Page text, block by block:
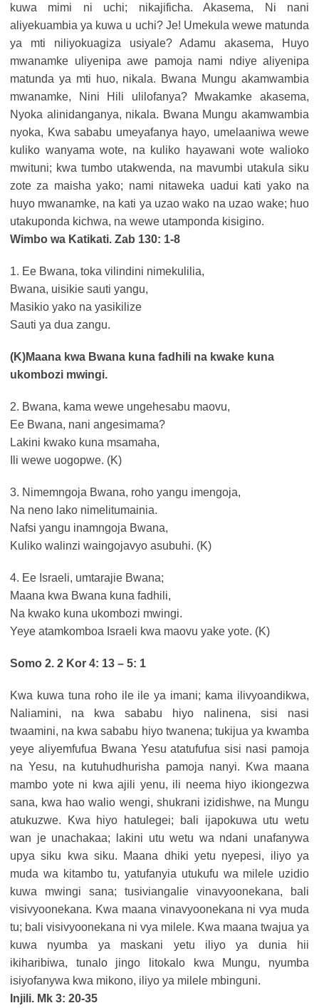
kuwa mimi ni uchi; nikajificha. Akasema, Ni nani
aliyekuambia ya kuwa u uchi? Je! Umekula wewe matunda
ya mti niliyokuagiza usiyale? Adamu akasema, Huyo
mwanamke uliyenipa awe pamoja nami ndiye aliyenipa
matunda ya mti huo, nikala. Bwana Mungu akamwambia
mwanamke, Nini Hili ulilofanya? Mwakamke akasema,
Nyoka alinidanganya, nikala. Bwana Mungu akamwambia
nyoka, Kwa sababu umeyafanya hayo, umelaaniwa wewe
kuliko wanyama wote, na kuliko hayawani wote walioko
mwituni; kwa tumbo utakwenda, na mavumbi utakula siku
zote za maisha yako; nami nitaweka uadui kati yako na
huyo mwanamke, na kati ya uzao wako na uzao wake; huo
utakuponda kichwa, na wewe utamponda kisigino.
Wimbo wa Katikati. Zab 130: 1-8
1. Ee Bwana, toka vilindini nimekulilia,
Bwana, uisikie sauti yangu,
Masikio yako na yasikilize
Sauti ya dua zangu.
(K)Maana kwa Bwana kuna fadhili na kwake kuna
ukombozi mwingi.
2. Bwana, kama wewe ungehesabu maovu,
Ee Bwana, nani angesimama?
Lakini kwako kuna msamaha,
Ili wewe uogopwe. (K)
3. Nimemngoja Bwana, roho yangu imengoja,
Na neno lako nimelitumainia.
Nafsi yangu inamngoja Bwana,
Kuliko walinzi waingojavyo asubuhi. (K)
4. Ee Israeli, umtarajie Bwana;
Maana kwa Bwana kuna fadhili,
Na kwako kuna ukombozi mwingi.
Yeye atamkomboa Israeli kwa maovu yake yote. (K)
Somo 2. 2 Kor 4: 13 – 5: 1
Kwa kuwa tuna roho ile ile ya imani; kama ilivyoandikwa,
Naliamini, na kwa sababu hiyo nalinena, sisi nasi
twaamini, na kwa sababu hiyo twanena; tukijua ya kwamba
yeye aliyemfufua Bwana Yesu atatufufua sisi nasi pamoja
na Yesu, na kutuhudhurisha pamoja nanyi. Kwa maana
mambo yote ni kwa ajili yenu, ili neema hiyo ikiongezwa
sana, kwa hao walio wengi, shukrani izidishwe, na Mungu
atukuzwe. Kwa hiyo hatulegei; bali ijapokuwa utu wetu
wan je unachakaa; lakini utu wetu wa ndani unafanywa
upya siku kwa siku. Maana dhiki yetu nyepesi, iliyo ya
muda wa kitambo tu, yatufanyia utukufu wa milele uzidio
kuwa mwingi sana; tusiviangalie vinavyoonekana, bali
visivyoonekana. Kwa maana vinavyoonekana ni vya muda
tu; bali visivyoonekana ni vya milele. Kwa maana twajua ya
kuwa nyumba ya maskani yetu iliyo ya dunia hii
ikiharibiwa, tunalo jingo litokalo kwa Mungu, nyumba
isiyofanywa kwa mikono, iliyo ya milele mbinguni.
Injili. Mk 3: 20-35